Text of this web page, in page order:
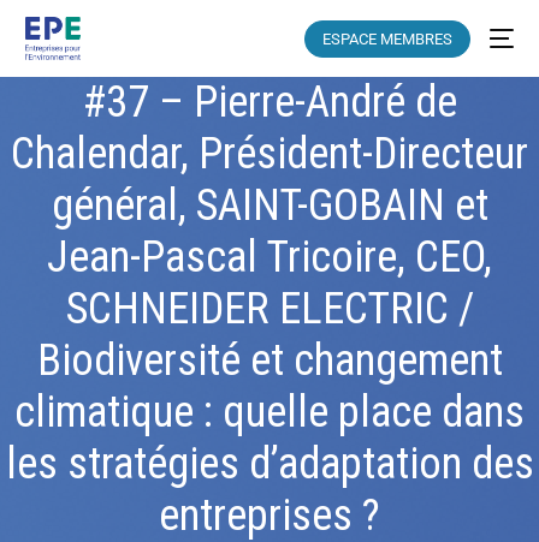
ESPACE MEMBRES
#37 – Pierre-André de
Chalendar, Président-Directeur
général, SAINT-GOBAIN et
Jean-Pascal Tricoire, CEO,
SCHNEIDER ELECTRIC /
Biodiversité et changement
climatique : quelle place dans
les stratégies d’adaptation des
entreprises ?